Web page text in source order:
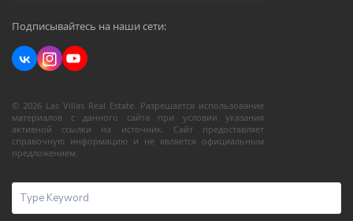
Подписывайтесь на наши сети:
© 2026 Las Villas Real Estate. Разрешается использование
материалов с данного сайта при условии указания
активной ссылки на источник. Сайт предоставляет
справочную информацию и не является официальным
предложением.